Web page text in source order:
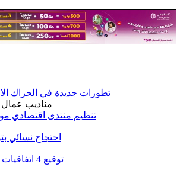
تطورات جديدة في الحراك
تنظيم منتدى اقتصادي
احتجاج نسائي
توقيع 4 اتفاقيات بين موريتانيا والكويت